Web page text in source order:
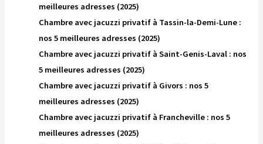
meilleures adresses (2025)
Chambre avec jacuzzi privatif à Tassin-la-Demi-Lune :
nos 5 meilleures adresses (2025)
Chambre avec jacuzzi privatif à Saint-Genis-Laval : nos
5 meilleures adresses (2025)
Chambre avec jacuzzi privatif à Givors : nos 5
meilleures adresses (2025)
Chambre avec jacuzzi privatif à Francheville : nos 5
meilleures adresses (2025)